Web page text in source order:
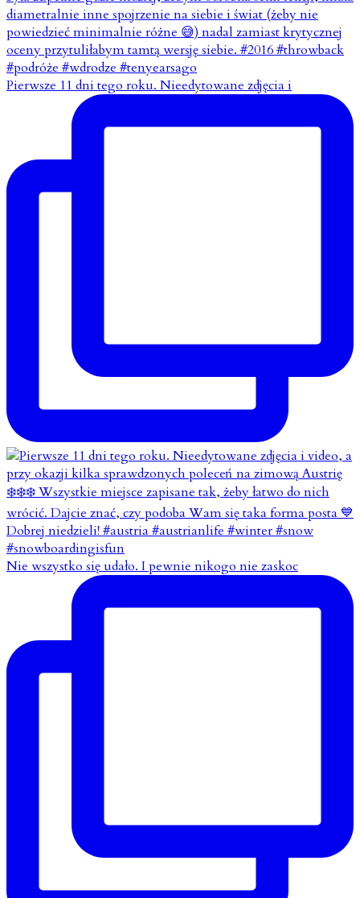
Pierwsze 11 dni tego roku. Nieedytowane zdjęcia i
Nie wszystko się udało. I pewnie nikogo nie zaskoc